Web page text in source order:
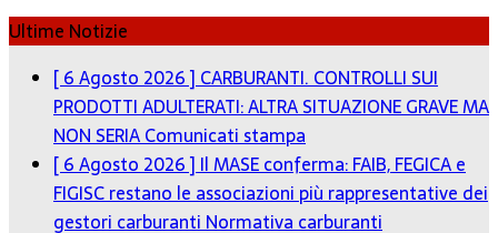
Ultime Notizie
[ 6 Agosto 2026 ] CARBURANTI. CONTROLLI SUI
PRODOTTI ADULTERATI: ALTRA SITUAZIONE GRAVE MA
NON SERIAComunicati stampa
[ 6 Agosto 2026 ] Il MASE conferma: FAIB, FEGICA e
FIGISC restano le associazioni più rappresentative dei
gestori carburanti Normativa carburanti